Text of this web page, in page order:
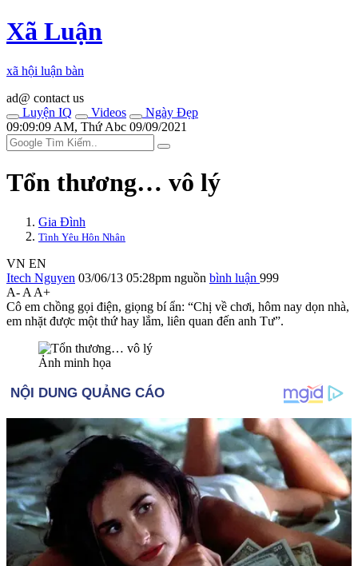
Xã Luận
xã hội luận bàn
ad@ contact us
Luyện IQ
Videos
Ngày Đẹp
09:09:09 AM, Thứ Abc 09/09/2021
Tổn thương… vô lý
Gia Đình
Tình Yêu Hôn Nhân
VN EN
Itech Nguyen 03/06/13 05:28pm nguồn bình luận 999
A- A A+
Cô em chồng gọi điện, giọng bí ẩn: “Chị về chơi, hôm nay dọn nhà,
em nhặt được một thứ hay lắm, liên quan đến anh Tư”.
Ảnh minh họa